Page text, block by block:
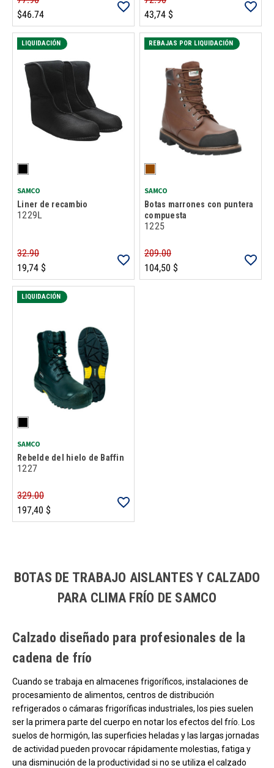
$46.74
43,74 $
LIQUIDACIÓN
SAMCO
Liner de recambio
1229L
32.90
19,74 $
REBAJAS POR LIQUIDACIÓN
SAMCO
Botas marrones con puntera
compuesta
1225
209.00
104,50 $
LIQUIDACIÓN
SAMCO
Rebelde del hielo de Baffin
1227
329.00
197,40 $
BOTAS DE TRABAJO AISLANTES Y CALZADO
PARA CLIMA FRÍO DE SAMCO
Calzado diseñado para profesionales de la
cadena de frío
Cuando se trabaja en almacenes frigoríficos, instalaciones de
procesamiento de alimentos, centros de distribución
refrigerados o cámaras frigoríficas industriales, los pies suelen
ser la primera parte del cuerpo en notar los efectos del frío. Los
suelos de hormigón, las superficies heladas y las largas jornadas
de actividad pueden provocar rápidamente molestias, fatiga y
una disminución de la productividad si no se utiliza el calzado